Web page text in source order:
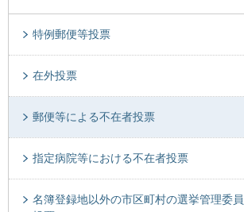
特例郵便等投票
在外投票
郵便等による不在者投票
指定病院等における不在者投票
名簿登録地以外の市区町村の選挙管理委